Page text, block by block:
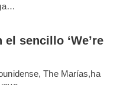
sencillo ‘We’re
The Marías,ha